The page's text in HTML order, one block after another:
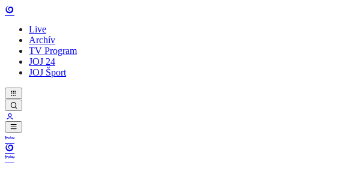
Live
Archív
TV Program
JOJ 24
JOJ Šport